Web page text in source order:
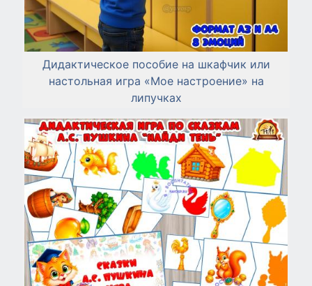
Дидактическое пособие на шкафчик или
настольная игра «Мое настроение» на
липучках